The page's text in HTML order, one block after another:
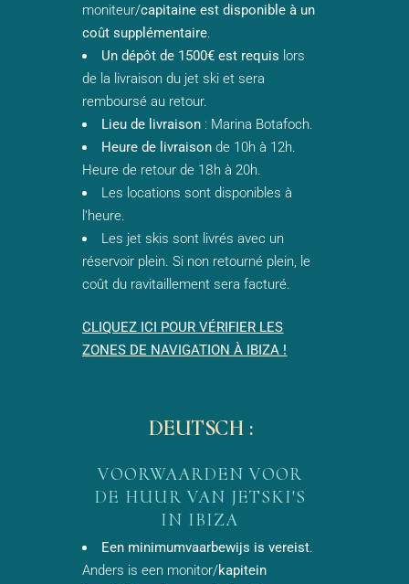
moniteur/capitaine est disponible à un
coût supplémentaire.
Un dépôt de 1500€ est requis lors
de la livraison du jet ski et sera
remboursé au retour.
Lieu de livraison : Marina Botafoch.
Heure de livraison de 10h à 12h.
Heure de retour de 18h à 20h.
Les locations sont disponibles à
l'heure.
Les jet skis sont livrés avec un
réservoir plein. Si non retourné plein, le
coût du ravitaillement sera facturé.
CLIQUEZ ICI POUR VÉRIFIER LES
ZONES DE NAVIGATION À IBIZA !
DEUTSCH :
VOORWAARDEN VOOR
DE HUUR VAN JETSKI'S
IN IBIZA
Een minimumvaarbewijs is vereist.
Anders is een monitor/kapitein